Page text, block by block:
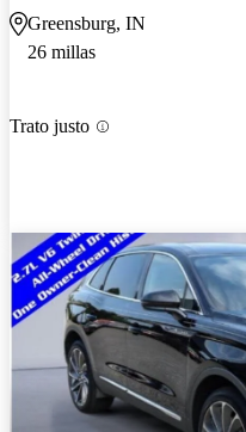
Greensburg, IN
26 millas
Trato justo